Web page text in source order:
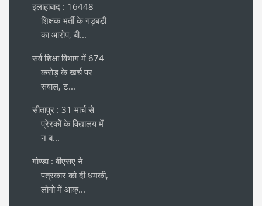
इलाहाबाद : 16448
शिक्षक भर्ती के गड़बड़ी
का आरोप, बी...
सर्व शिक्षा विभाग में 674
करोड़ के खर्च पर
सवाल, ट...
सीतापुर : 31 मार्च से
प्रेरकों के विद्यालय में
न ब...
गोण्डा : बीएसए ने
पत्रकार को दी धमकी,
लोगो में आक्...